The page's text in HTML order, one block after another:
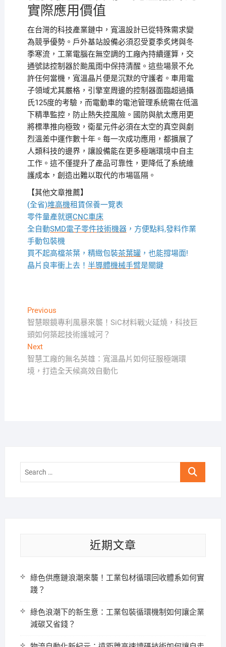
實際應用價值
在台灣的科技產業鏈中，寬溫設計已從特殊需求變
為競爭優勢。戶外基站設備必須忍受夏季炙烤與冬
季寒流，工業電腦在無空調的工廠內持續運算，交
通號誌控制器於颱風雨中保持清醒。這些場景不允
許任何當機，寬溫晶片便是沉默的守護者。車用電
子領域尤其嚴格，引擎室周邊的控制器面臨超過攝
氏125度的考驗，而電動車的電池管理系統需在低溫
下精準監控，防止熱失控風險。國防與航太應用更
將標準推向極致，衛星元件必須在太空的真空與劇
烈溫差中運作數十年。每一次成功應用，都擴展了
人類科技的邊界，讓設備能在更多極端環境中自主
工作。這不僅提升了產品可靠性，更降低了系統維
護成本，創造出難以取代的市場區隔。
【其他文章推薦】
(全省)堆高機租賃保養一覽表
零件量產就選CNC車床
全自動SMD電子零件技術機器，方便點料,發料作業
手動包裝機
買不起高檔茶葉，精緻包裝茶葉罐，也能撐場面!
晶片良率衝上去！ 半導體機械手臂是關鍵
文
章
導
覽
PreviousPrevious
post:
智慧眼鏡專利風暴來襲！SiC材料戰火延燒，科技巨
頭如何築起技術護城河？
NextNext
post:
智慧工廠的無名英雄：寬溫晶片如何征服極端環
境，打造全天候高效自動化
Search
近期文章
綠色供應鏈浪潮來襲！工業包材循環回收體系如何實
踐？
綠色浪潮下的新生意：工業包裝循環機制如何讓企業
減碳又省錢？